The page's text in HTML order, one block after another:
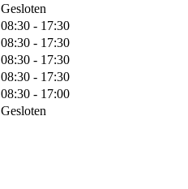
Gesloten
08:30 - 17:30
08:30 - 17:30
08:30 - 17:30
08:30 - 17:30
08:30 - 17:00
Gesloten